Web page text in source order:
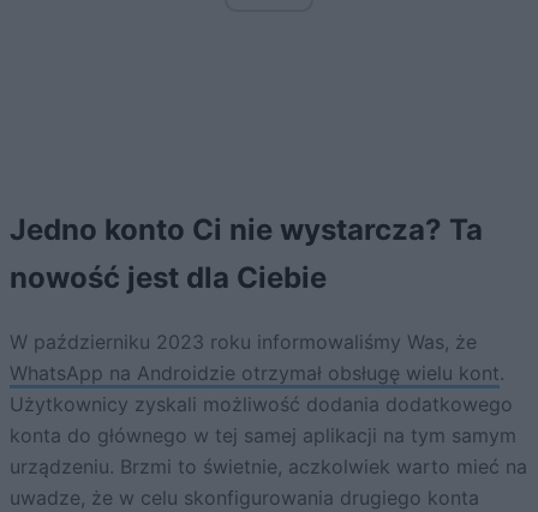
Jedno konto Ci nie wystarcza? Ta
nowość jest dla Ciebie
W październiku 2023 roku informowaliśmy Was, że
WhatsApp na Androidzie otrzymał obsługę wielu kont.
Użytkownicy zyskali możliwość dodania dodatkowego
konta do głównego w tej samej aplikacji na tym samym
urządzeniu. Brzmi to świetnie, aczkolwiek warto mieć na
uwadze, że w celu skonfigurowania drugiego konta